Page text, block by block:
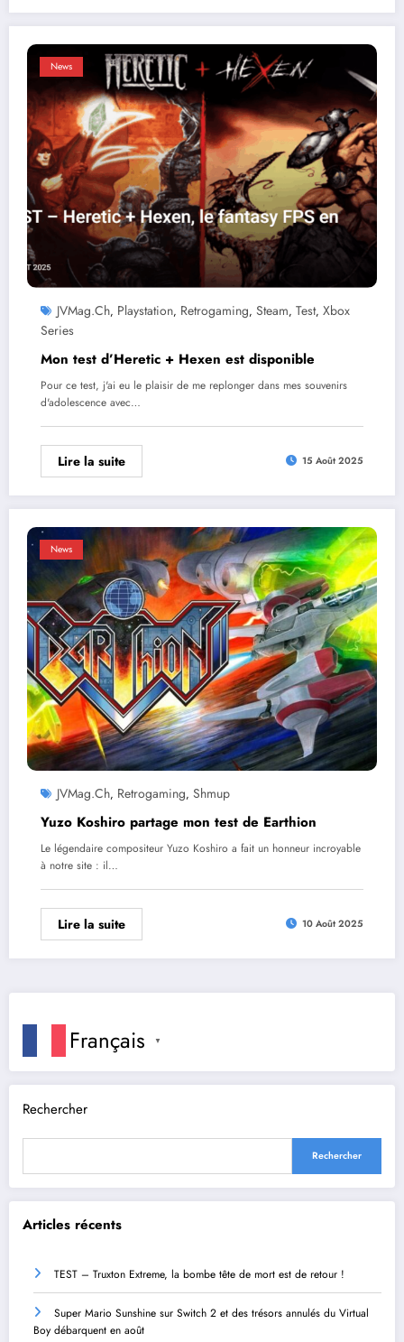
News
JVMag.ch, Playstation, Retrogaming, Steam, Test, Xbox
Series
Mon test d’Heretic + Hexen est disponible
Pour ce test, j'ai eu le plaisir de me replonger dans mes souvenirs
d'adolescence avec…
Lire la suite 15 Août 2025
News
JVMag.ch, Retrogaming, Shmup
Yuzo Koshiro partage mon test de Earthion
Le légendaire compositeur Yuzo Koshiro a fait un honneur incroyable
à notre site : il…
Lire la suite 10 Août 2025
Français ▼
Rechercher
Rechercher
Articles récents
TEST – Truxton Extreme, la bombe tête de mort est de retour !
Super Mario Sunshine sur Switch 2 et des trésors annulés du Virtual
Boy débarquent en août